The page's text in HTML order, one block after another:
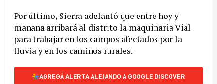
Por último, Sierra adelantó que entre hoy y
mañana arribará al distrito la maquinaria Vial
para trabajar en los campos afectados por la
lluvia y en los caminos rurales.
AGREGÁ ALERTA ALEJANDO A GOOGLE DISCOVER